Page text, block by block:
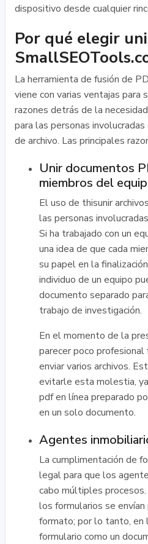
dispositivo desde cualquier
Por qué elegir
La herramienta de fusión de
viene con varias ventajas para
razones detrás de la
para las personas
de archivo. Las principales
Unir documentos
miembros del
El uso de thisunir
las personas
Si ha trabajado con un
una idea de que cada
su papel en la
individuo de un equipo
documento separado
trabajo de investigación.
En el momento de la
parecer poco
enviar varios archivos.
evitarle esta molestia,
pdf en línea preparado
en un solo documento.
Agentes
La cumplimentación de
legal para que los
cabo múltiples
los formularios se
formato; por lo tanto, en
formulario como un